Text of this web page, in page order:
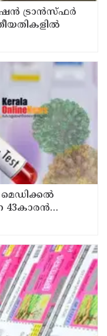
ട്രാൻസ്ഫർ
43കാരൻ